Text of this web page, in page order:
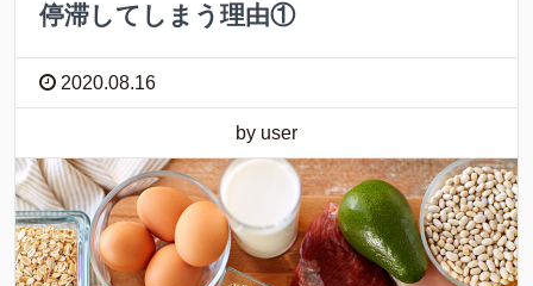
停滞してしまう理由①
2020.08.16
by user